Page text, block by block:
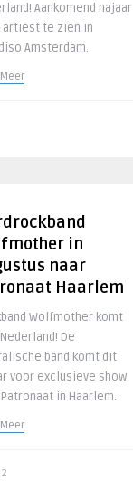
Aankomend najaar
artiest te zien in
Amsterdam.
in
naar
Haarlem
Wolfmother komt
De
band komt dit
voor exclusieve show
in Haarlem.